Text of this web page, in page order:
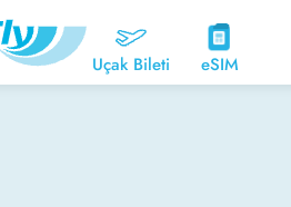
Uçak Bileti eSIM